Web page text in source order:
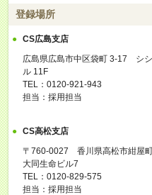
登録場所
CS広島支店
広島県広島市中区袋町 3-17 シ
ル 11F
TEL：0120-921-943
担当：採用担当
CS高松支店
〒760-0027 香川県高松市紺屋
大同生命ビル7
TEL：0120-829-575
担当：採用担当